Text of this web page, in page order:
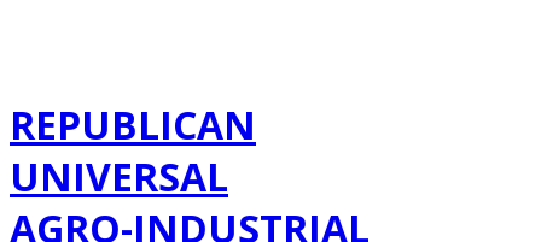
REPUBLICAN
UNIVERSAL
AGRO-INDUSTRIAL